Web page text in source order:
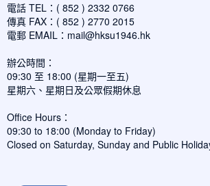
電話 TEL：( 852 ) 2332 0766
傳真 FAX：( 852 ) 2770 2015
電郵 EMAIL： mail@hksu1946.hk
辦公時間：
09:30 至 18:00 (星期一至五)
星期六、星期日及公眾假期休息
Office Hours：
09:30 to 18:00 (Monday to Friday)
Closed on Saturday, Sunday and Public